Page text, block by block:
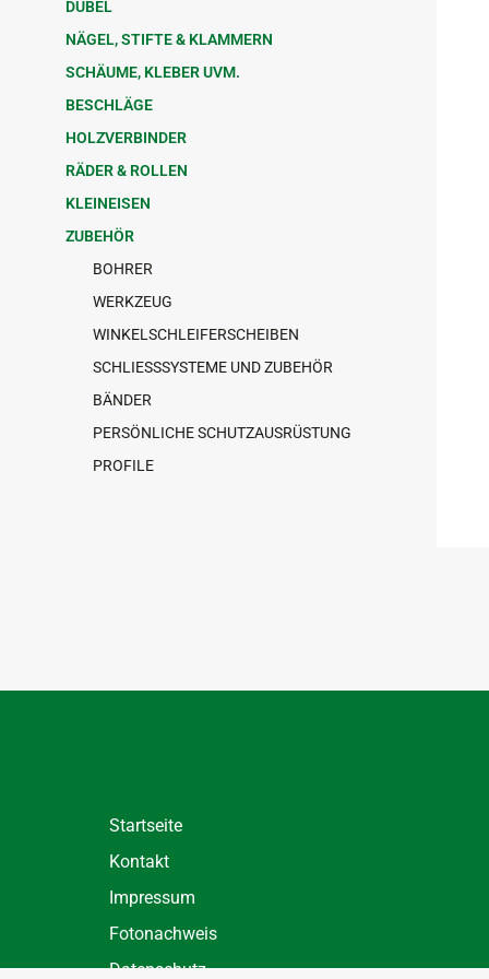
DÜBEL
NÄGEL, STIFTE & KLAMMERN
SCHÄUME, KLEBER UVM.
BESCHLÄGE
HOLZVERBINDER
RÄDER & ROLLEN
KLEINEISEN
ZUBEHÖR
BOHRER
WERKZEUG
WINKELSCHLEIFERSCHEIBEN
SCHLIESSSYSTEME UND ZUBEHÖR
BÄNDER
PERSÖNLICHE SCHUTZAUSRÜSTUNG
PROFILE
Startseite
Kontakt
Impressum
Fotonachweis
Datenschutz